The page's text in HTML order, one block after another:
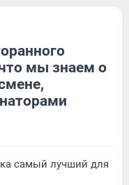
мы знаем о
самый лучший для